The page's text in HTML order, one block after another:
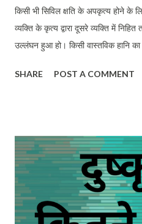
किसी भी सिविल क्षति के अपकृत्य होने के
व्यक्ति के कृत्य द्वारा दूसरे व्यक्ति में निहित
उल्लंघन हुआ हो। किसी वास्तविक हानि
अधिकार का उल्लंघन नहीं हुआ है तो वह
civil injury to be a tort, it is
the act of one person, the
and protected by law have
an actual loss is not essential
the other hand, if an act has
SHARE POST A COMMENT